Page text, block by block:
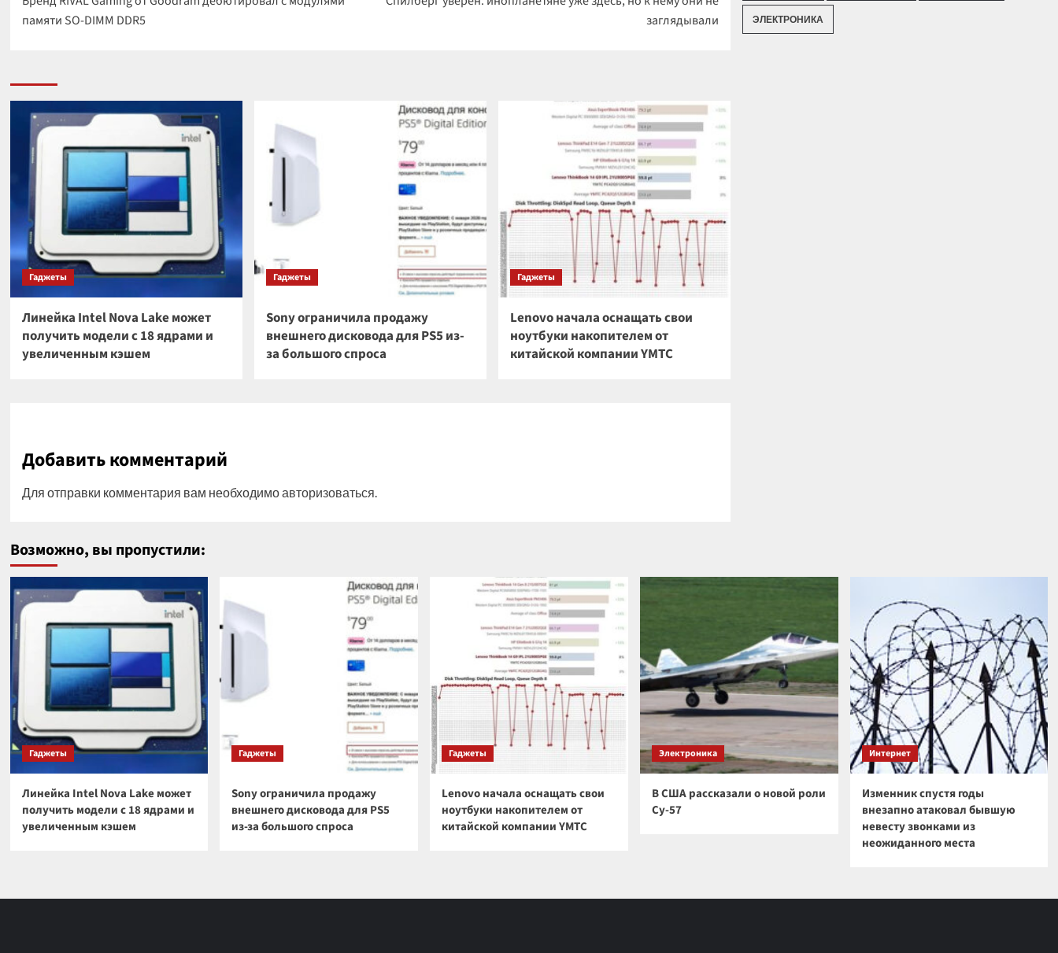
записи
памяти SO-DIMM DDR5
заглядывали
Гаджеты
Линейка Intel Nova Lake может
получить модели с 18 ядрами и
увеличенным кэшем
Гаджеты
Sony ограничила продажу
внешнего дисковода для PS5 из-
за большого спроса
Гаджеты
Lenovo начала оснащать свои
ноутбуки накопителем от
китайской компании YMTC
Добавить комментарий
Для отправки комментария вам необходимоавторизоваться.
ЭЛЕКТРОНИКА
Возможно, вы пропустили:
Гаджеты
Линейка Intel Nova Lake может
получить модели с 18 ядрами и
увеличенным кэшем
Гаджеты
Sony ограничила продажу
внешнего дисковода для PS5
из-за большого спроса
Гаджеты
Lenovo начала оснащать свои
ноутбуки накопителем от
китайской компании YMTC
Электроника
В США рассказали о новой роли
Су-57
Интернет
Изменник спустя годы
внезапно атаковал бывшую
невесту звонками из
неожиданного места